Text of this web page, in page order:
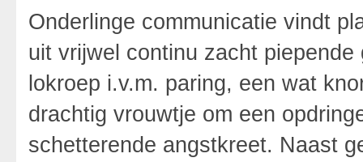
Onderlinge communicatie vindt
uit vrijwel continu zacht
lokroep i.v.m. paring, een wat
drachtig vrouwtje om een
schetterende angstkreet. Naast